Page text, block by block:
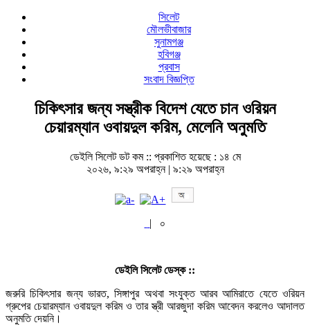
সিলেট
মৌলভীবাজার
সুনামগঞ্জ
হবিগঞ্জ
প্রবাস
সংবাদ বিজ্ঞপ্তি
চিকিৎসার জন্য সস্ত্রীক বিদেশ যেতে চান ওরিয়ন
চেয়ারম্যান ওবায়দুল করিম, মেলেনি অনুমতি
ডেইলি সিলেট ডট কম :: প্রকাশিত হয়েছে : ১৪ মে
২০২৬, ৯:২৯ অপরাহ্ন | ৯:২৯ অপরাহ্ন
| ০
ডেইলি সিলেট ডেস্ক ::
জরুরি চিকিৎসার জন্য ভারত, সিঙ্গাপুর অথবা সংযুক্ত আরব আমিরাতে যেতে ওরিয়ন
গ্রুপের চেয়ারম্যান ওবায়দুল করিম ও তার স্ত্রী আরজুদা করিম আবেদন করলেও আদালত
অনুমতি দেয়নি।